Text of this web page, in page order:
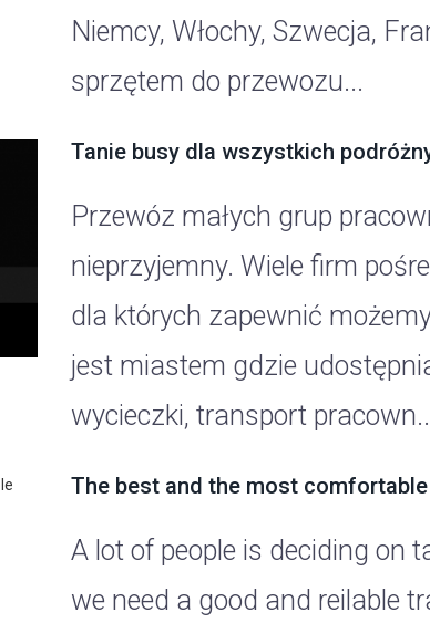
Niemcy, Włochy, Szwecja,
sprzętem do przewozu...
Tanie busy dla wszystkich
Przewóz małych grup
nieprzyjemny. Wiele firm
dla których zapewnić
jest miastem gdzie
wycieczki, transport
The best and the most
A lot of people is deciding on
we need a good and reilable